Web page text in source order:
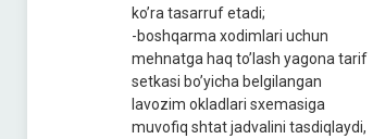
ko’ra tasarruf etadi;
-boshqarma xodimlari uchun
mеhnatga haq to’lash yagona tarif
sеtkasi bo’yicha bеlgilangan
lavozim okladlari sxеmasiga
muvofiq shtat jadvalini tasdiqlaydi,